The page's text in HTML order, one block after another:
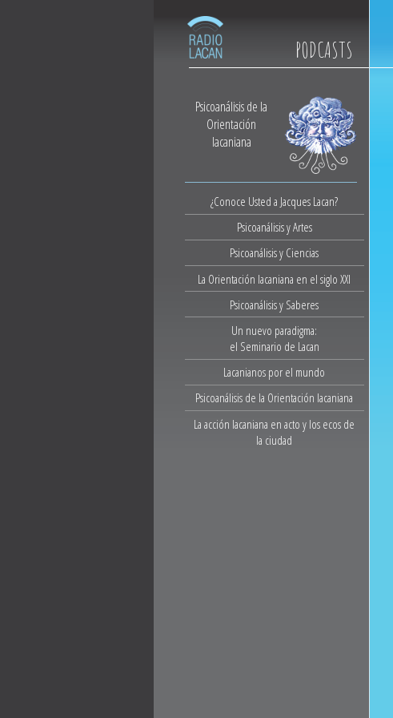
PODCASTS
Psicoanálisis de la
Orientación
lacaniana
¿Conoce Usted a Jacques Lacan?
Psicoanálisis y Artes
Psicoanálisis y Ciencias
La Orientación lacaniana en el siglo XXI
Psicoanálisis y Saberes
Un nuevo paradigma:
el Seminario de Lacan
Lacanianos por el mundo
Psicoanálisis de la Orientación lacaniana
La acción lacaniana en acto y los ecos de
la ciudad